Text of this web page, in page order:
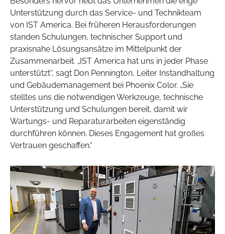
Unterstützung durch das Service- und Technikteam
von IST America. Bei früheren Herausforderungen
standen Schulungen, technischer Support und
praxisnahe Lösungsansätze im Mittelpunkt der
Zusammenarbeit. „IST America hat uns in jeder Phase
unterstützt“, sagt Don Pennington, Leiter Instandhaltung
und Gebäudemanagement bei Phoenix Color. „Sie
stelltes uns die notwendigen Werkzeuge, technische
Unterstützung und Schulungen bereit, damit wir
Wartungs- und Reparaturarbeiten eigenständig
durchführen können. Dieses Engagement hat großes
Vertrauen geschaffen.“